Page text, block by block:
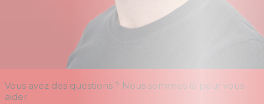
Vous avez des questions ? Nous sommes là pour vous
aider.